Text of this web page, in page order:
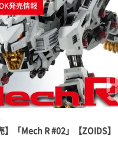
発売情報
】「Mech R #02」【ZOIDS】